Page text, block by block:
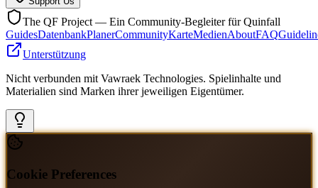
The QF Project — Ein Community-Begleiter für Quinfall
GuidesDatenbankPlanerCommunityKarteMedienAboutFAQ
Unterstützung
Nicht verbunden mit Vawraek Technologies. Spielinhalte und
Materialien sind Marken ihrer jeweiligen Eigentümer.
Cookie Preferences